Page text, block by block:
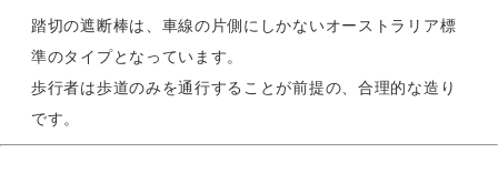
踏切の遮断棒は、車線の片側にしかないオーストラリア標
準のタイプとなっています。
歩行者は歩道のみを通行することが前提の、合理的な造り
です。